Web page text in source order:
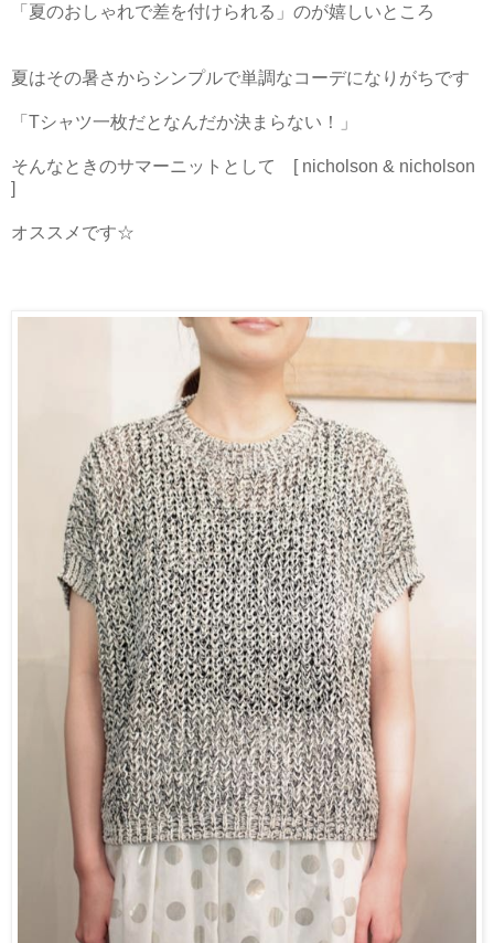
「夏のおしゃれで差を付けられる」のが嬉しいところ
夏はその暑さからシンプルで単調なコーデになりがちです
「Tシャツ一枚だとなんだか決まらない！」
そんなときのサマーニットとして [ nicholson & nicholson
]
オススメです☆